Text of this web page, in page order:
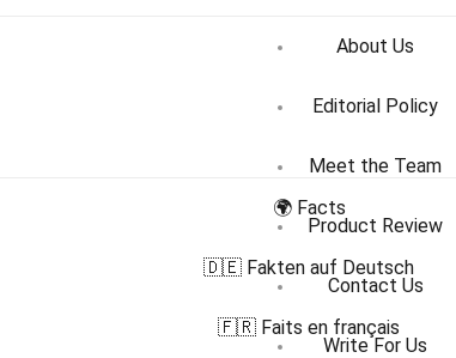
About Us
Editorial Policy
Meet the Team
Product Review
Contact Us
Write For Us
🌍 Facts
🇩🇪 Fakten auf Deutsch
🇫🇷 Faits en français